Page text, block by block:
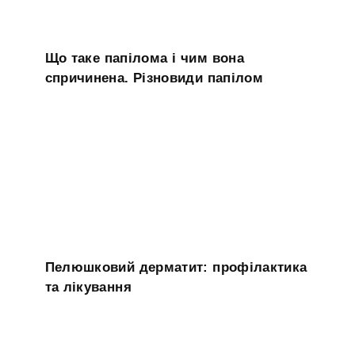
Що таке папілома і чим вона
спричинена. Різновиди папілом
Пелюшковий дерматит: профілактика
та лікування